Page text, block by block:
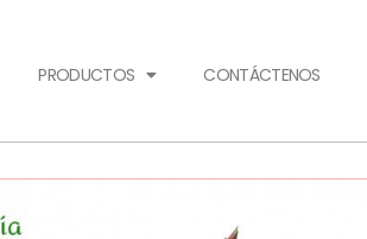
PRODUCTOS CONTÁCTENOS